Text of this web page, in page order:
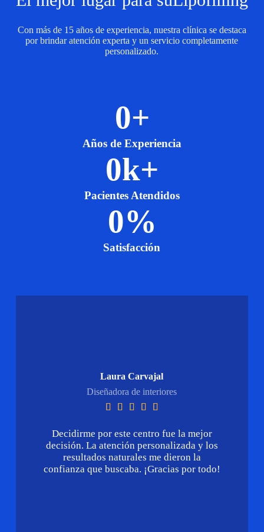
Con más de 15 años de experiencia, nuestra clínica se destaca
por brindar atención experta y un servicio completamente
personalizado.
Años de Experiencia
0+
Pacientes Atendidos
0k+
Satisfacción
0%
Laura Carvajal
Diseñadora de interiores

   
Decidirme por este centro fue la mejor
decisión. La atención personalizada y los
resultados naturales me dieron la
confianza que buscaba. ¡Gracias por todo!